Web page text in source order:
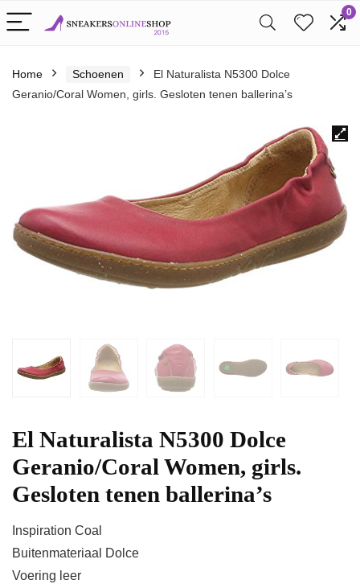
0
Home Schoenen
El Naturalista N5300 Dolce
Geranio/Coral Women, girls. Gesloten tenen ballerina’s
El Naturalista N5300 Dolce
Geranio/Coral Women, girls.
Gesloten tenen ballerina’s
Inspiration Coal
Buitenmateriaal Dolce
Voering leer